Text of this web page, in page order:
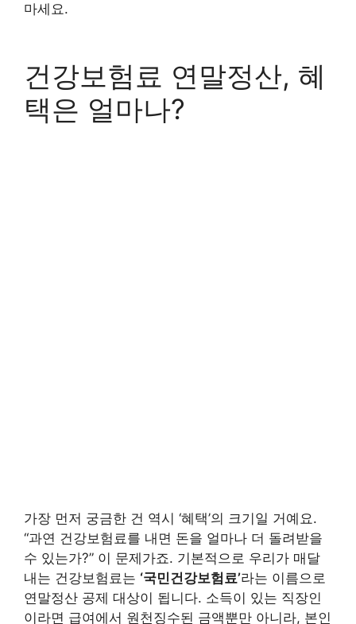
마세요.
건강보험료 연말정산, 혜
택은 얼마나?
가장 먼저 궁금한 건 역시 ‘혜택’의 크기일 거예요.
“과연 건강보험료를 내면 돈을 얼마나 더 돌려받을
수 있는가?” 이 문제가죠. 기본적으로 우리가 매달
내는 건강보험료는 ‘국민건강보험료’라는 이름으로
연말정산 공제 대상이 됩니다. 소득이 있는 직장인
이라면 급여에서 원천징수된 금액뿐만 아니라, 본인